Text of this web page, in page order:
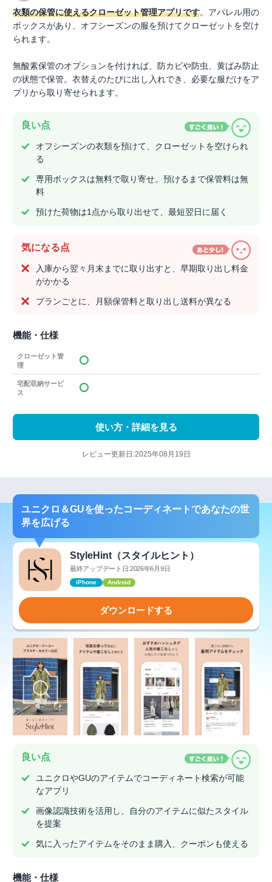
衣類の保管に使えるクローゼット管理アプリです。アパレル用の
ボックスがあり、オフシーズンの服を預けてクローゼットを空け
られます。
無酸素保管のオプションを付ければ、防カビや防虫、黄ばみ防止
の状態で保管。衣替えのたびに出し入れでき、必要な服だけをア
プリから取り寄せられます。
良い点
オフシーズンの衣類を預けて、クローゼットを空けられ
る
専用ボックスは無料で取り寄せ。預けるまで保管料は無
料
預けた荷物は1点から取り出せて、最短翌日に届く
気になる点
入庫から翌々月末までに取り出すと、早期取り出し料金
がかかる
プランごとに、月額保管料と取り出し送料が異なる
機能・仕様
クローゼット管
理
宅配収納サービ
ス
使い方・詳細を見る
レビュー更新日:2025年08月19日
ユニクロ＆GUを使ったコーディネートであなたの世
界を広げる
StyleHint（スタイルヒント）
最終アップデート日:2026年6月9日
iPhone Android
ダウンロードする
良い点
ユニクロやGUのアイテムでコーディネート検索が可能
なアプリ
画像認識技術を活用し、自分のアイテムに似たスタイル
を提案
気に入ったアイテムをそのまま購入、クーポンも使える
機能・仕様